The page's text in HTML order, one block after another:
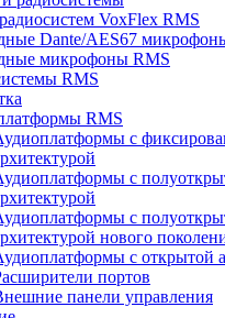
VoxFlex RMS
Dante/AES67
микрофоны RMS
RMS
RMS
с
с
с
нового
с открытой
портов
панели управления